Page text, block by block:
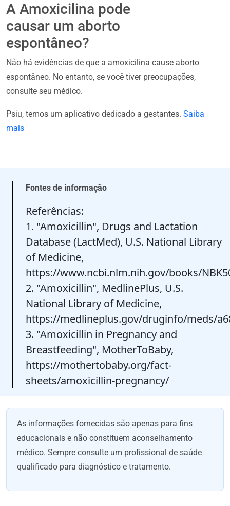
A Amoxicilina pode
causar um aborto
espontâneo?
Não há evidências de que a amoxicilina cause aborto
espontâneo. No entanto, se você tiver preocupações,
consulte seu médico.
Psiu, temos um aplicativo dedicado a gestantes. Saiba
mais
Fontes de informação
Referências:
1. "Amoxicillin", Drugs and Lactation
Database (LactMed), U.S. National Library
of Medicine,
https://www.ncbi.nlm.nih.gov/books/
2. "Amoxicillin", MedlinePlus, U.S.
National Library of Medicine,
https://medlineplus.gov/druginfo/meds/
3. "Amoxicillin in Pregnancy and
Breastfeeding", MotherToBaby,
https://mothertobaby.org/fact-
sheets/amoxicillin-pregnancy/
As informações fornecidas são apenas para fins
educacionais e não constituem aconselhamento
médico. Sempre consulte um profissional de saúde
qualificado para diagnóstico e tratamento.